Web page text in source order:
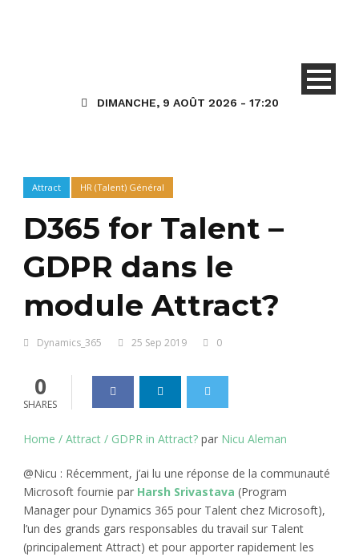
DIMANCHE, 9 AOÛT 2026 - 17:20
Attract HR (Talent) Général
D365 for Talent –
GDPR dans le
module Attract?
Dynamics_365 25 Sep 2019 0
0
SHARES
Home / Attract / GDPR in Attract? par Nicu Aleman
@Nicu : Récemment, j’ai lu une réponse de la communauté
Microsoft fournie par Harsh Srivastava (Program
Manager pour Dynamics 365 pour Talent chez Microsoft),
l’un des grands gars responsables du travail sur Talent
(principalement Attract) et pour apporter rapidement les